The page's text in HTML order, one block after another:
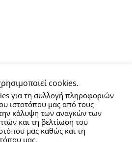
cookies.
για τη συλλογή πληροφοριών
ιστοτόπου μας από τους
κάλυψη των αναγκών των
και τη βελτίωση του
μας καθώς και τη
μας.